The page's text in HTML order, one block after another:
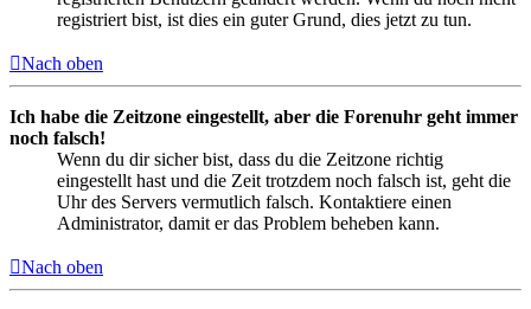
registriert bist, ist dies ein guter Grund, dies jetzt zu tun.
Nach oben
Ich habe die Zeitzone eingestellt, aber die Forenuhr geht immer
noch falsch!
Wenn du dir sicher bist, dass du die Zeitzone richtig
eingestellt hast und die Zeit trotzdem noch falsch ist, geht die
Uhr des Servers vermutlich falsch. Kontaktiere einen
Administrator, damit er das Problem beheben kann.
Nach oben